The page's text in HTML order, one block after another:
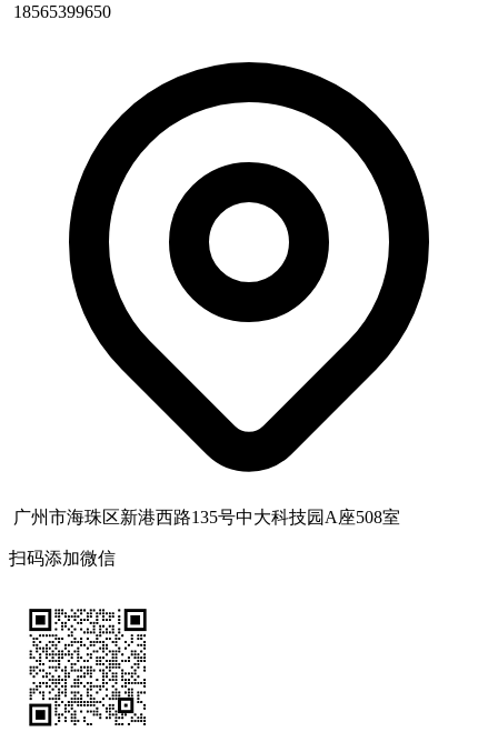
18565399650
广州市海珠区新港西路135号中大科技园A座508室
扫码添加微信